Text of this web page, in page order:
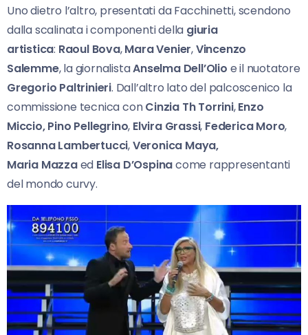
Uno dietro l’altro, presentati da Facchinetti, scendono
dalla scalinata i componenti della giuria
artistica: Raoul Bova,Mara Venier,Vincenzo
Salemme, la giornalistaAnselma Dell’Olio e il nuotatore
Gregorio Paltrinieri. Dall’altro lato del palcoscenico la
commissione tecnica conCinzia Th Torrini,Enzo
Miccio, Pino Pellegrino, Elvira Grassi, Federica Moro,
Rosanna Lambertucci,Veronica Maya,
Maria Mazzaed Elisa D’Ospinacome rappresentanti
del mondo curvy.